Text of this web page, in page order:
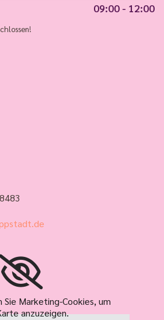
09:00 - 12:00
Marketing-Cookies, um
anzuzeigen.